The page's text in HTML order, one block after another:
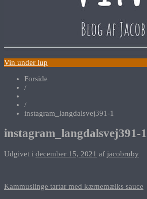
Vin under lup
Forside
/
/
instagram_langdalsvej391-1
instagram_langdalsvej391-1
Udgivet i december 15, 2021 af jacobruby
Indlægsnavigation
Kammuslinge tartar med kærnemælks sauce